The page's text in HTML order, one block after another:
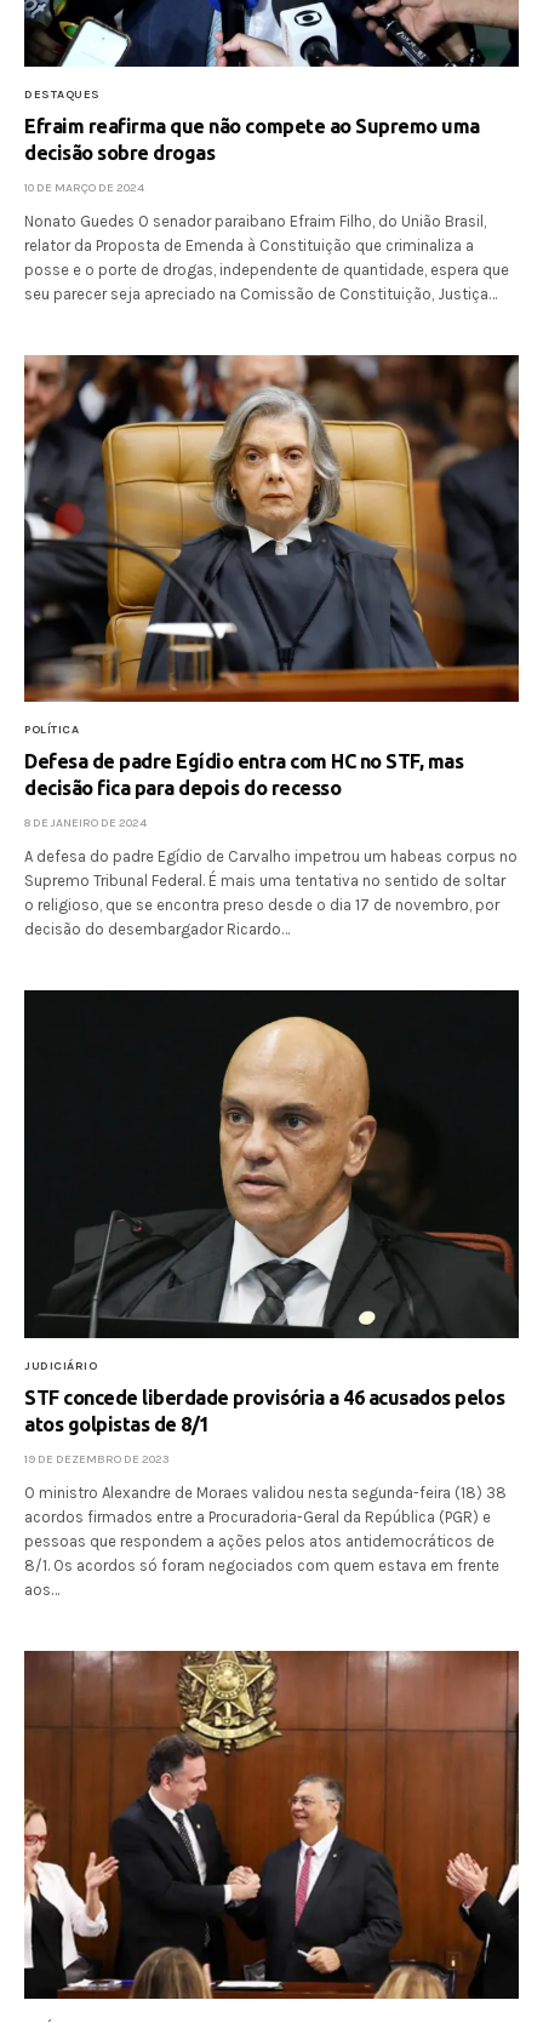
DESTAQUES
Efraim reafirma que não compete ao Supremo uma
decisão sobre drogas
10 DE MARÇO DE 2024
Nonato Guedes O senador paraibano Efraim Filho, do União Brasil,
relator da Proposta de Emenda à Constituição que criminaliza a
posse e o porte de drogas, independente de quantidade, espera que
seu parecer seja apreciado na Comissão de Constituição, Justiça…
POLÍTICA
Defesa de padre Egídio entra com HC no STF, mas
decisão fica para depois do recesso
8 DE JANEIRO DE 2024
A defesa do padre Egídio de Carvalho impetrou um habeas corpus no
Supremo Tribunal Federal. É mais uma tentativa no sentido de soltar
o religioso, que se encontra preso desde o dia 17 de novembro, por
decisão do desembargador Ricardo…
JUDICIÁRIO
STF concede liberdade provisória a 46 acusados pelos
atos golpistas de 8/1
19 DE DEZEMBRO DE 2023
O ministro Alexandre de Moraes validou nesta segunda-feira (18) 38
acordos firmados entre a Procuradoria-Geral da República (PGR) e
pessoas que respondem a ações pelos atos antidemocráticos de
8/1. Os acordos só foram negociados com quem estava em frente
aos…